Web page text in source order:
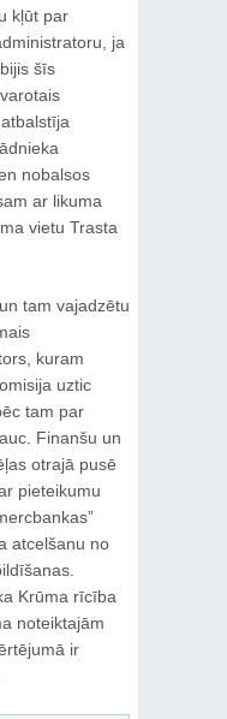
kļūt par
ja
šīs
nobalsos
ar likuma
vietu Trasta
tam vajadzētu
kuram
uztic
tam par
Finanšu un
otrajā pusē
pieteikumu
atcelšanu no
Krūma rīcība
noteiktajām
ir